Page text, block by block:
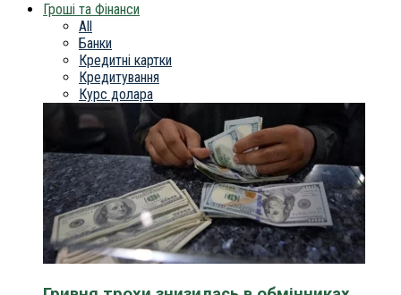
Гроші та Фінанси
All
Банки
Кредитні картки
Кредитування
Курс долара